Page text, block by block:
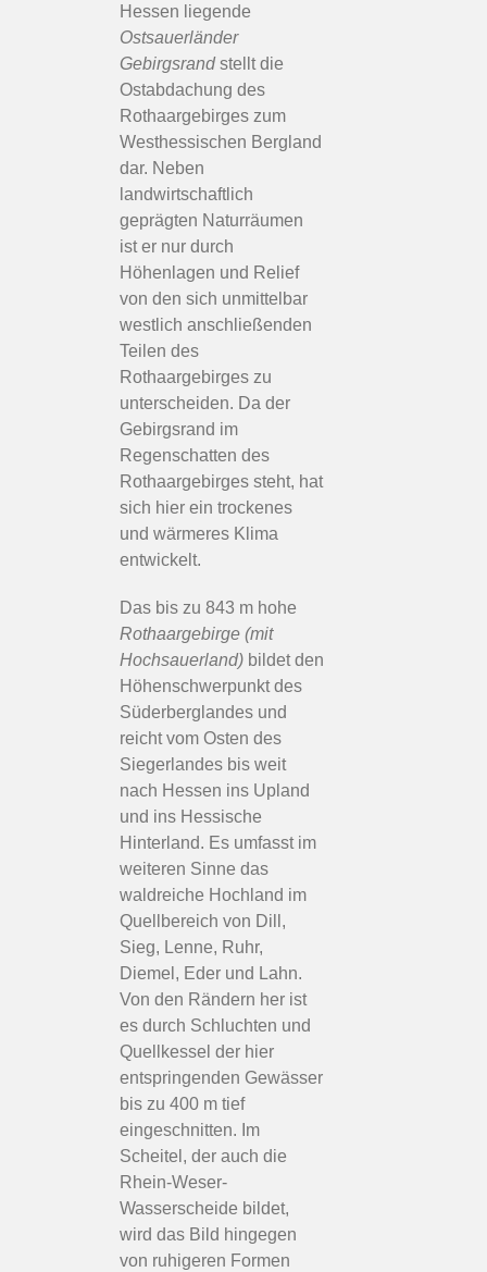
Hessen liegende
Ostsauerländer
Gebirgsrandstellt die
Ostabdachung des
Rothaargebirges zum
Westhessischen Bergland
dar. Neben
landwirtschaftlich
geprägten Naturräumen
ist er nur durch
Höhenlagen und Relief
von den sich unmittelbar
westlich anschließenden
Teilen des
Rothaargebirges zu
unterscheiden. Da der
Gebirgsrand im
Regenschatten des
Rothaargebirges steht, hat
sich hier ein trockenes
und wärmeres Klima
entwickelt.
Das bis zu 843 m hohe
Rothaargebirge (mit
Hochsauerland) bildet den
Höhenschwerpunkt des
Süderberglandes und
reicht vom Osten des
Siegerlandes bis weit
nach Hessen ins Upland
und ins Hessische
Hinterland. Es umfasst im
weiteren Sinne das
waldreiche Hochland im
Quellbereich von Dill,
Sieg, Lenne, Ruhr,
Diemel, Eder und Lahn.
Von den Rändern her ist
es durch Schluchten und
Quellkessel der hier
entspringenden Gewässer
bis zu 400 m tief
eingeschnitten. Im
Scheitel, der auch die
Rhein-Weser-
Wasserscheide bildet,
wird das Bild hingegen
von ruhigeren Formen